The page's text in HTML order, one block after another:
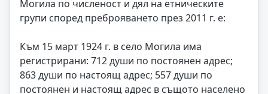
Могила по численост и дял на етническите
групи според преброяването през 2011 г. е:
Към 15 март 1924 г. в село Могила има
регистрирани: 712 души по постоянен адрес;
863 души по настоящ адрес; 557 души по
постоянен и настоящ адрес в същото населено